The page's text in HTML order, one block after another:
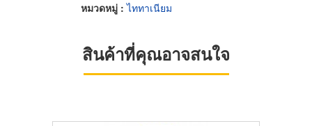
หมวดหมู่ :ไททาเนียม
สินค้าที่คุณอาจสนใจ